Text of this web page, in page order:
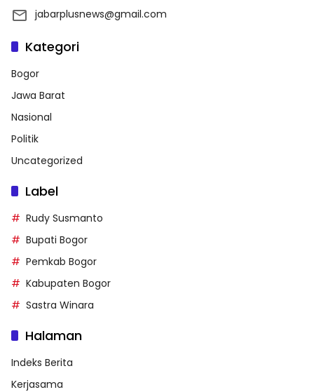
jabarplusnews@gmail.com
Kategori
Bogor
Jawa Barat
Nasional
Politik
Uncategorized
Label
Rudy Susmanto
Bupati Bogor
Pemkab Bogor
Kabupaten Bogor
Sastra Winara
Halaman
Indeks Berita
Kerjasama